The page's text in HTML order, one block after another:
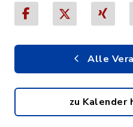
Alle
zu Kalender